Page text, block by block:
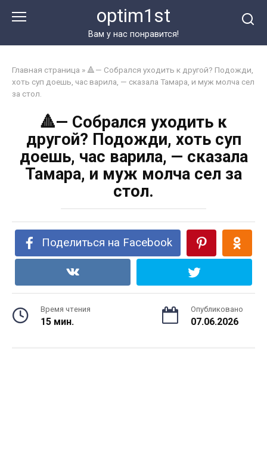
optim1st
Вам у нас понравится!
Главная страница » 🔺— Собрался уходить к другой? Подожди,
хоть суп доешь, час варила, — сказала Тамара, и муж молча сел
за стол.
🔺— Собрался уходить к
другой? Подожди, хоть суп
доешь, час варила, — сказала
Тамара, и муж молча сел за
стол.
Поделиться на Facebook
Время чтения
15 мин.
Опубликовано
07.06.2026